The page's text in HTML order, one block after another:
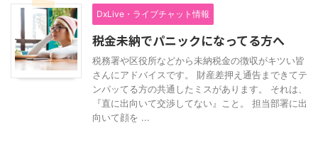
DxLive・ライブチャット情報
税金未納でパニックになってる方へ
税務署や区役所などから未納税金の徴収がキツい皆
さんにアドバイスです。 財産差押え通告まできてテ
ンパッてる方の共通したミスがあります。 それは、
『直に出向いて交渉してない』こと。 担当部署に出
向いて顔を ...